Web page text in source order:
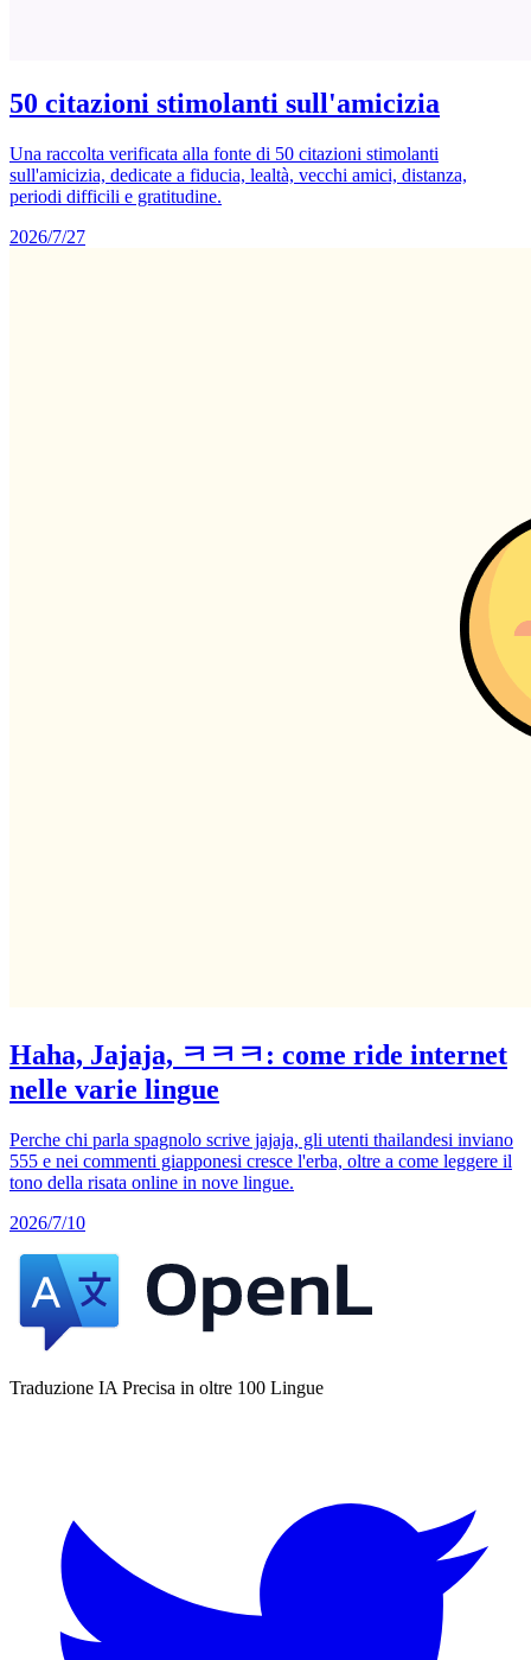
50 citazioni stimolanti sull'amicizia
Una raccolta verificata alla fonte di 50 citazioni stimolanti
sull'amicizia, dedicate a fiducia, lealtà, vecchi amici, distanza,
periodi difficili e gratitudine.
2026/7/27
Haha, Jajaja, ㅋㅋㅋ: come ride internet
nelle varie lingue
Perche chi parla spagnolo scrive jajaja, gli utenti thailandesi inviano
555 e nei commenti giapponesi cresce l'erba, oltre a come leggere il
tono della risata online in nove lingue.
2026/7/10
Traduzione IA Precisa in oltre 100 Lingue